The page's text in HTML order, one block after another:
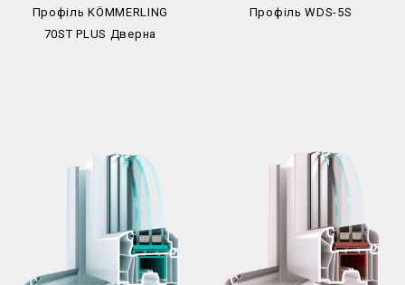
Профіль KÖMMERLING
70ST PLUS Дверна
Профіль WDS-5S